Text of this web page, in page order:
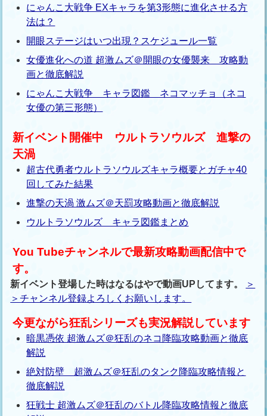
にゃんこ大戦争 EXキャラを第3形態に進化させる方
法は？
開眼ステージはいつ出現？スケジュール一覧
女優進化への道 超激ムズ＠開眼の女優襲来 攻略動
画と徹底解説
にゃんこ大戦争 キャラ図鑑 ネコマッチョ（ネコ
女優の第三形態）
新イベント開催中 ウルトラソウルズ 進撃の
天渦
超古代勇者ウルトラソウルズキャラ概要とガチャ40
回してみた結果
進撃の天渦 激ムズ＠天罰攻略動画と徹底解説
ウルトラソウルズ キャラ図鑑まとめ
You Tubeチャンネルで最新攻略動画配信中で
す。
新イベント登場した時はなるはやで動画UPしてます。
＞
＞チャンネル登録よろしくお願いします。
今更ながら狂乱シリーズも実況解説しています
暗黒憑依 超激ムズ＠狂乱のネコ降臨攻略動画と徹底
解説
絶対防壁 超激ムズ＠狂乱のタンク降臨攻略情報と
徹底解説
狂戦士 超激ムズ＠狂乱のバトル降臨攻略情報と徹底